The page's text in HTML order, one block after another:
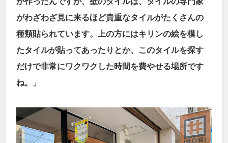
がわざわざ見に来るほど貴重なタイルがたくさんの
種類貼られています。上の方にはキリンの絵を模し
たタイルが貼ってあったりとか、このタイルを探す
だけで非常にワクワクした時間を費やせる場所です
ね。」